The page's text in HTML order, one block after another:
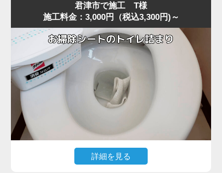
現場に到着して状況を確認すると、便器の奥でペーパーが
大きな塊になっており、ラバーカップでは全く動かないほ
ど強く噛み込んでいる状態でした。
最近の節水型トイレは水量が少ないため、君津市周辺でも
大量のトイレットペーパーがS字カーブの奥で団子状に固
まり、手前には見えない位置で完全に閉塞を起こすケース
が増えています。
こうした奥の詰まりは家庭用の道具では届かず、無理に押
すと内部でさらに強く詰まってしまうことがあります。
今回は業務用の高圧ポンプを使用し、詰まりの核心部分へ
圧力を段階的にかける方法で作業を行いました。
急激に圧力を加えると便器に負担がかかるため、内部の抵
抗を確認しながら慎重に数回加圧。
君津市で施工 T様
施工料金：3,000円（税込3,300円)～
詳細を見る